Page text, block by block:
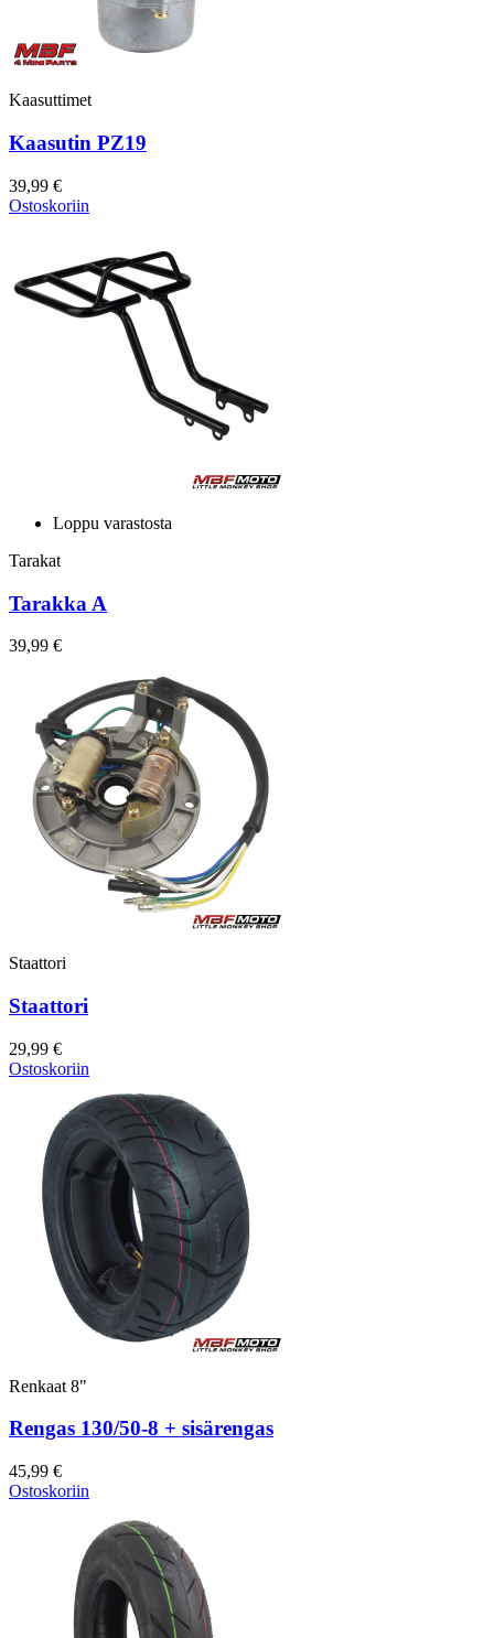
Kaasuttimet
Kaasutin PZ19
39,99 €
Ostoskoriin
Loppu varastosta
Tarakat
Tarakka A
39,99 €
Staattori
Staattori
29,99 €
Ostoskoriin
Renkaat 8"
Rengas 130/50-8 + sisärengas
45,99 €
Ostoskoriin